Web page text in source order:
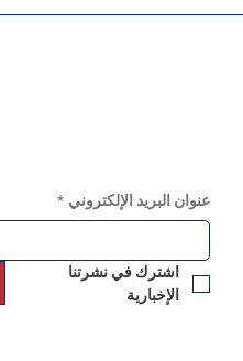
عنوان البريد الإلكتروني *
الإخبارية